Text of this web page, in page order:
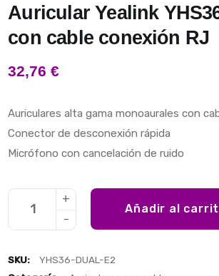
Auricular Yealink
con cable conexión RJ
32,76€
Auriculares alta gama monoaurales con
Conector de desconexión rápida
Micrófono con cancelación de ruido
Añadir al
SKU:
YHS36-DUAL-E2